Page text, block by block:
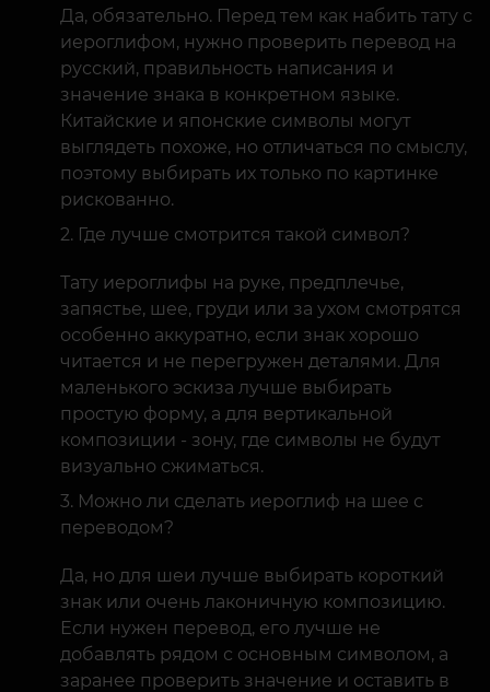
Да, обязательно. Перед тем как набить тату с
иероглифом, нужно проверить перевод на
русский, правильность написания и
значение знака в конкретном языке.
Китайские и японские символы могут
выглядеть похоже, но отличаться по смыслу,
поэтому выбирать их только по картинке
рискованно.
Где лучше смотрится такой символ?
Тату иероглифы на руке, предплечье,
запястье, шее, груди или за ухом смотрятся
особенно аккуратно, если знак хорошо
читается и не перегружен деталями. Для
маленького эскиза лучше выбирать
простую форму, а для вертикальной
композиции - зону, где символы не будут
визуально сжиматься.
Можно ли сделать иероглиф на шее с
переводом?
Да, но для шеи лучше выбирать короткий
знак или очень лаконичную композицию.
Если нужен перевод, его лучше не
добавлять рядом с основным символом, а
заранее проверить значение и оставить в